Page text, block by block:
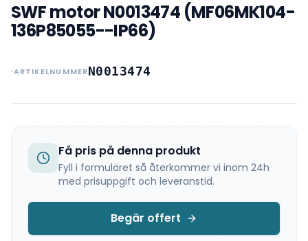
SWF motor N0013474 (MF06MK104-
136P85055--IP66)
ARTIKELNUMMERN0013474
Få pris på denna produkt
Fyll i formuläret så återkommer vi inom 24h
med prisuppgift och leveranstid.
Begär offert